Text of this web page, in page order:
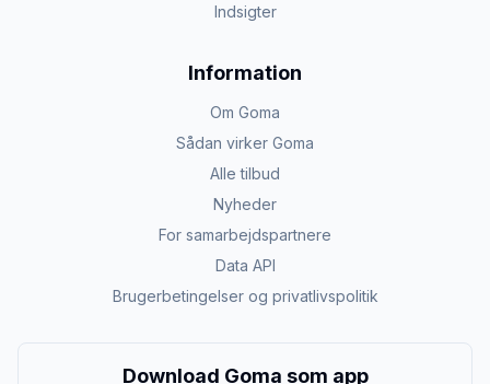
Indsigter
Information
Om Goma
Sådan virker Goma
Alle tilbud
Nyheder
For samarbejdspartnere
Data API
Brugerbetingelser og privatlivspolitik
Download Goma som app